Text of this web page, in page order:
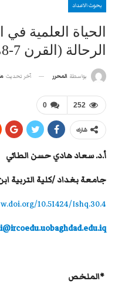
بحوث الاعداد
الحياة العلمية
الرحالة (القرن 7-8ه/13-14م)
بواسطة المحرر آخر تحديث
0 252
شارك
أ.د. سعاد هادي حسن الطائي
جامعة بغداد /كلية التربية
10.51424/Ishq.30.4
*الملخص